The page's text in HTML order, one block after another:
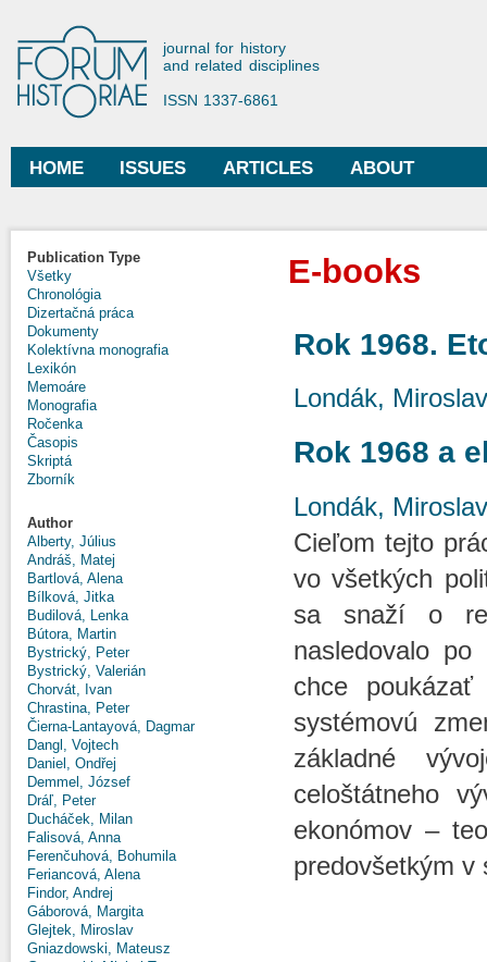
Forum Historiae
journal for history
and related disciplines
ISSN 1337-6861
Main menu
HOME ISSUES ARTICLES ABOUT
Publication Type
Všetky
Chronológia
Dizertačná práca
Dokumenty
Kolektívna monografia
Lexikón
Memoáre
Monografia
Ročenka
Časopis
Skriptá
Zborník
Author
Alberty, Július
Andráš, Matej
Bartlová, Alena
Bílková, Jitka
Budilová, Lenka
Bútora, Martin
Bystrický, Peter
Bystrický, Valerián
Chorvát, Ivan
Chrastina, Peter
Čierna-Lantayová, Dagmar
Dangl, Vojtech
Daniel, Ondřej
Demmel, József
Dráľ, Peter
Ducháček, Milan
Falisová, Anna
Ferenčuhová, Bohumila
Feriancová, Alena
Findor, Andrej
Gáborová, Margita
Glejtek, Miroslav
Gniazdowski, Mateusz
E-books
Rok 1968.
Londák, Miroslav
Rok 1968 a
Londák, Miroslav
Cieľom tejto
vo všetkých
sa snaží o
nasledovalo
chce
systémovú
základné
celoštátneho
ekonómov –
predovšetkým v